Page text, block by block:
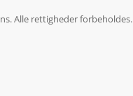
Alle rettigheder forbeholdes.